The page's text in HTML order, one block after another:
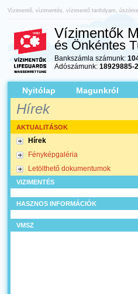
Vízimentő, vízimentés, vízimentő tanfolyam,
Vízimentők
és Önkéntes
Bankszámla számunk:
Adószámunk: 18929885-
Nyitólap Magunkról
Hírek
AKTUALITÁSOK
Hírek
Fényképgaléria
Letölthető dokumentumok
VIZIMENTÉS
HASZNOS INFORMÁCIÓK
VMSZ